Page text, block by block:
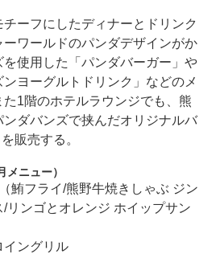
ーフにしたディナーとドリンク
ワールドのパンダデザインがか
使用した「パンダバーガー」や
ンヨーグルトドリンク」などのメ
1階のホテルラウンジでも、熊
ダバンズで挟んだオリジナルバ
販売する。
ニュー）
鮪フライ/熊野牛焼きしゃぶ ジン
リンゴとオレンジ ホイップサン
イングリル